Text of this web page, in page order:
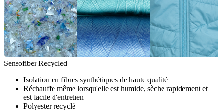
Sensofiber Recycled
Isolation en fibres synthétiques de haute qualité
Réchauffe même lorsqu'elle est humide, sèche rapidement et
est facile d'entretien
Polyester recyclé